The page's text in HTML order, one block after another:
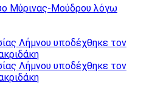
Μύρινας-Μούδρου λόγω
Λήμνου υποδέχθηκε τον
Λήμνου υποδέχθηκε τον